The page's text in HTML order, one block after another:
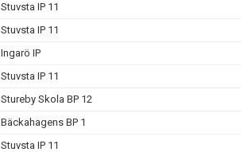
Stuvsta IP 11
Stuvsta IP 11
Ingarö IP
Stuvsta IP 11
Stureby Skola BP 12
Bäckahagens BP 1
Stuvsta IP 11